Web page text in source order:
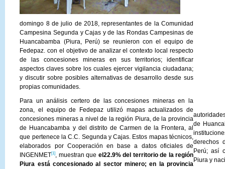
domingo 8 de julio de 2018, representantes de la Comunidad
Campesina Segunda y Cajas y de las Rondas Campesinas de
Huancabamba (Piura, Perú) se reunieron con el equipo de
Fedepaz. con el objetivo de analizar el contexto local respecto
de las concesiones mineras en sus territorios; identificar
aspectos claves sobre los cuales ejercer vigilancia ciudadana;
y discutir sobre posibles alternativas de desarrollo desde sus
propias comunidades.
Para un análisis certero de las concesiones mineras en la
zona, el equipo de Fedepaz utilizó mapas actualizados de
concesiones mineras a nivel de la región Piura, de la provincia
de Huancabamba y del distrito de Carmen de la Frontera, al
que pertenece la C.C. Segunda y Cajas. Estos mapas técnicos,
elaborados por Cooperación en base a datos oficiales de
INGENMET[1] , muestran que el 22.9% del territorio de la región
Piura está concesionado al sector minero; en la provincia
de
derechos
Perú; así
Piura y